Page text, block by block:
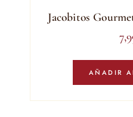
Jacobitos
AÑADIR